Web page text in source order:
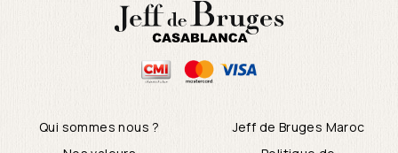
Qui sommes nous ?
Jeff de Bruges Maroc